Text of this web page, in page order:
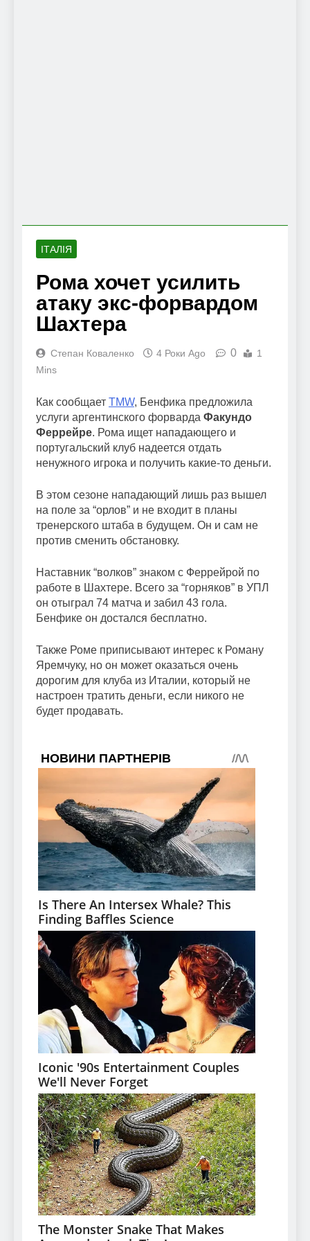
ІТАЛІЯ
Рома хочет усилить
атаку экс-форвардом
Шахтера
Степан Коваленко 4 Роки Ago 0
1
Mins
Как сообщает TMW, Бенфика предложила
услуги аргентинского форварда Факундо
Феррейре. Рома ищет нападающего и
португальский клуб надеется отдать
ненужного игрока и получить какие-то деньги.
В этом сезоне нападающий лишь раз вышел
на поле за “орлов” и не входит в планы
тренерского штаба в будущем. Он и сам не
против сменить обстановку.
Наставник “волков” знаком с Феррейрой по
работе в Шахтере. Всего за “горняков” в УПЛ
он отыграл 74 матча и забил 43 гола.
Бенфике он достался бесплатно.
Также Роме приписывают интерес к Роману
Яремчуку, но он может оказаться очень
дорогим для клуба из Италии, который не
настроен тратить деньги, если никого не
будет продавать.